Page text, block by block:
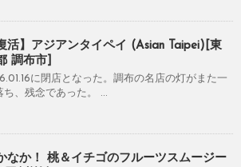
活】アジアンタイペイ (Asian Taipei)[東
調布市]
に閉店となった。調布の名店の灯がまた一
ち、残念であった。 ...
なか！ 桃＆イチゴのフルーツスムージー